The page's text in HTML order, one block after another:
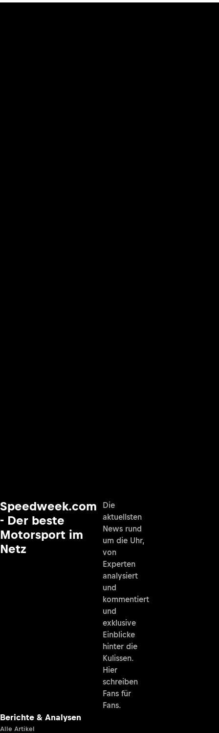
Speedweek.com
- Der beste
Motorsport im
Netz
Die
aktuellsten
News rund
um die Uhr,
von
Experten
analysiert
und
kommentiert
und
exklusive
Einblicke
hinter die
Kulissen.
Hier
schreiben
Fans für
Fans.
Berichte & Analysen
Alle Artikel